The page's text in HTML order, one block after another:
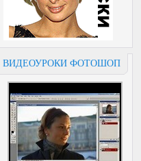
ВИДЕОУРОКИ ФОТОШОП